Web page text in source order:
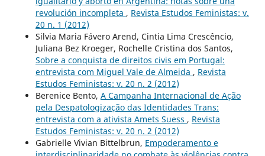
revolución incompleta , Revista Estudos Feministas: v.
20 n. 1 (2012)
Silvia Maria Fávero Arend, Cintia Lima Crescêncio,
Juliana Bez Kroeger, Rochelle Cristina dos Santos,
Sobre a conquista de direitos civis em Portugal:
entrevista com Miguel Vale de Almeida , Revista
Estudos Feministas: v. 20 n. 2 (2012)
Berenice Bento, A Campanha Internacional de Ação
pela Despatologização das Identidades Trans:
entrevista com a ativista Amets Suess , Revista
Estudos Feministas: v. 20 n. 2 (2012)
Gabrielle Vivian Bittelbrun, Empoderamento e